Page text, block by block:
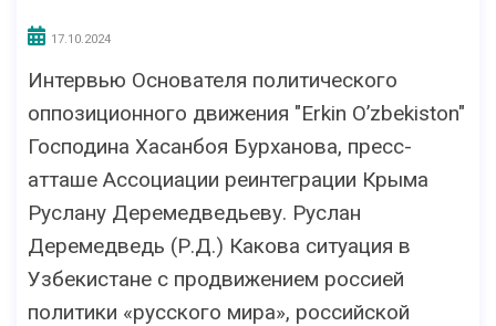
17.10.2024
Интервью Основателя политического
оппозиционного движения "Erkin O’zbekiston"
Господина Хасанбоя Бурханова, пресс-
атташе Ассоциации реинтеграции Крыма
Руслану Деремедведьеву. Руслан
Деремедведь (Р.Д.) Какова ситуация в
Узбекистане с продвижением россией
политики «русского мира», российской